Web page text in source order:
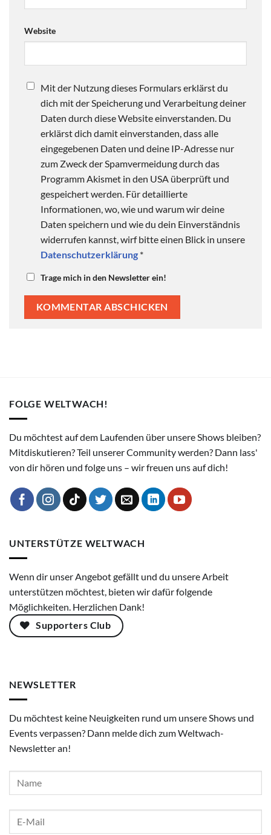
Website
Mit der Nutzung dieses Formulars erklärst du
dich mit der Speicherung und Verarbeitung deiner
Daten durch diese Website einverstanden. Du
erklärst dich damit einverstanden, dass alle
eingegebenen Daten und deine IP-Adresse nur
zum Zweck der Spamvermeidung durch das
Programm Akismet in den USA überprüft und
gespeichert werden. Für detaillierte
Informationen, wo, wie und warum wir deine
Daten speichern und wie du dein Einverständnis
widerrufen kannst, wirf bitte einen Blick in unsere
Datenschutzerklärung *
Trage mich in den Newsletter ein!
FOLGE WELTWACH!
Du möchtest auf dem Laufenden über unsere Shows bleiben?
Mitdiskutieren? Teil unserer Community werden? Dann lass'
von dir hören und folge uns – wir freuen uns auf dich!
UNTERSTÜTZE WELTWACH
Wenn dir unser Angebot gefällt und du unsere Arbeit
unterstützen möchtest, bieten wir dafür folgende
Möglichkeiten. Herzlichen Dank!
Supporters Club
NEWSLETTER
Du möchtest keine Neuigkeiten rund um unsere Shows und
Events verpassen? Dann melde dich zum Weltwach-
Newsletter an!